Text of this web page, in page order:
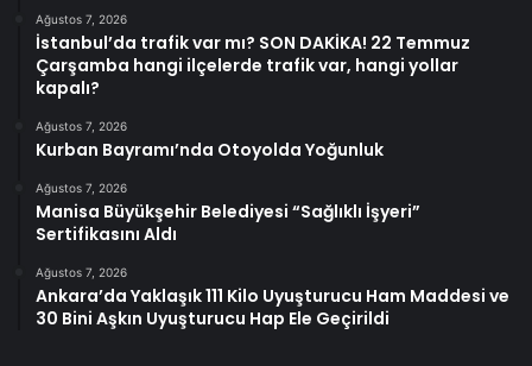
Ağustos 7, 2026
İstanbul’da trafik var mı? SON DAKİKA! 22 Temmuz
Çarşamba hangi ilçelerde trafik var, hangi yollar
kapalı?
Ağustos 7, 2026
Kurban Bayramı’nda Otoyolda Yoğunluk
Ağustos 7, 2026
Manisa Büyükşehir Belediyesi “Sağlıklı İşyeri”
Sertifikasını Aldı
Ağustos 7, 2026
Ankara’da Yaklaşık 111 Kilo Uyuşturucu Ham Maddesi ve
30 Bini Aşkın Uyuşturucu Hap Ele Geçirildi